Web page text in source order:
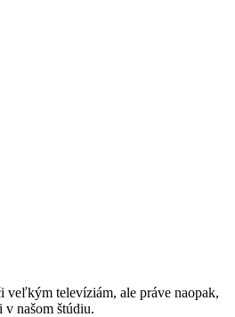
televíziám, ale práve naopak,
našom štúdiu.